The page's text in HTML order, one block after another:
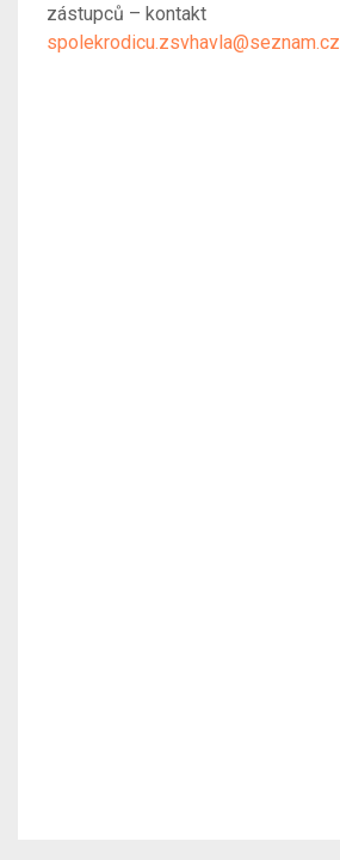
zástupců – kontakt
spolekrodicu.zsvhavla@seznam.cz